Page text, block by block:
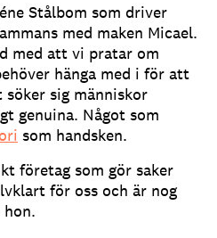
Stålbom som driver
med maken Micael.
med att vi pratar om
hänga med i för att
sig människor
genuina. Något som
som handsken.
företag som gör saker
för oss och är nog
hon.